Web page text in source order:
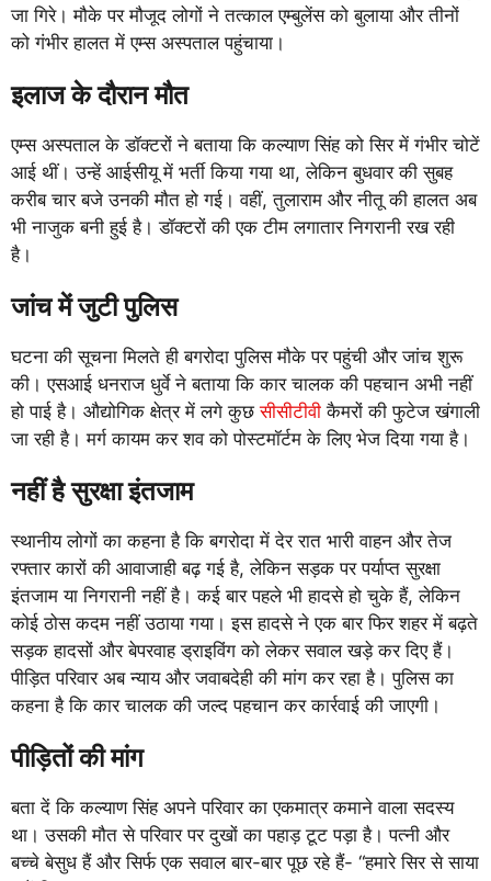
जा गिरे। मौके पर मौजूद लोगों ने तत्काल एम्बुलेंस को बुलाया और तीनों
को गंभीर हालत में एम्स अस्पताल पहुंचाया।
इलाज के दौरान मौत
एम्स अस्पताल के डॉक्टरों ने बताया कि कल्याण सिंह को सिर में गंभीर चोटें
आई थीं। उन्हें आईसीयू में भर्ती किया गया था, लेकिन बुधवार की सुबह
करीब चार बजे उनकी मौत हो गई। वहीं, तुलाराम और नीतू की हालत अब
भी नाजुक बनी हुई है। डॉक्टरों की एक टीम लगातार निगरानी रख रही
है।
जांच में जुटी पुलिस
घटना की सूचना मिलते ही बगरोदा पुलिस मौके पर पहुंची और जांच शुरू
की। एसआई धनराज धुर्वे ने बताया कि कार चालक की पहचान अभी नहीं
हो पाई है। औद्योगिक क्षेत्र में लगे कुछसीसीटीवी कैमरों की फुटेज खंगाली
जा रही है। मर्ग कायम कर शव को पोस्टमॉर्टम के लिए भेज दिया गया है।
नहीं है सुरक्षा इंतजाम
स्थानीय लोगों का कहना है कि बगरोदा में देर रात भारी वाहन और तेज
रफ्तार कारों की आवाजाही बढ़ गई है, लेकिन सड़क पर पर्याप्त सुरक्षा
इंतजाम या निगरानी नहीं है। कई बार पहले भी हादसे हो चुके हैं, लेकिन
कोई ठोस कदम नहीं उठाया गया। इस हादसे ने एक बार फिर शहर में बढ़ते
सड़क हादसों और बेपरवाह ड्राइविंग को लेकर सवाल खड़े कर दिए हैं।
पीड़ित परिवार अब न्याय और जवाबदेही की मांग कर रहा है। पुलिस का
कहना है कि कार चालक की जल्द पहचान कर कार्रवाई की जाएगी।
पीड़ितों की मांग
बता दें कि कल्याण सिंह अपने परिवार का एकमात्र कमाने वाला सदस्य
था। उसकी मौत से परिवार पर दुखों का पहाड़ टूट पड़ा है। पत्नी और
बच्चे बेसुध हैं और सिर्फ एक सवाल बार-बार पूछ रहे हैं- “हमारे सिर से साया